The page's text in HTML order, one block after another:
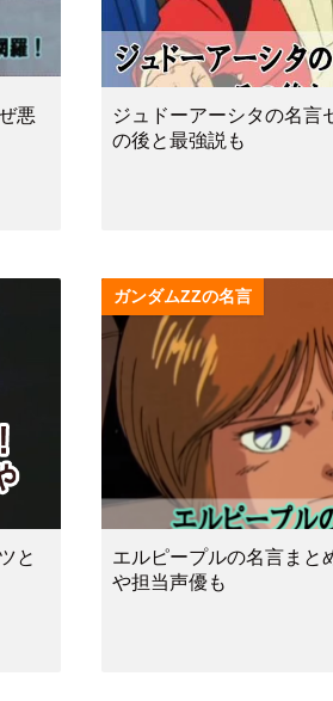
悪
ジュドーアーシタの名言
の後と最強説も
と
ガンダムZZの名言
エルピープルの名言まと
や担当声優も